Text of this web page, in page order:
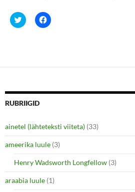
C
l
h
e
o
n
t
t
e
r
(
O
p
e
n
C
l
h
e
o
e
b
o
o
k
(
O
p
e
n
RUBRIIGID
ainetel (lähteteksti viiteta) (33)
ameerika luule (3)
Henry Wadsworth Longfellow (3)
araabia luule (1)